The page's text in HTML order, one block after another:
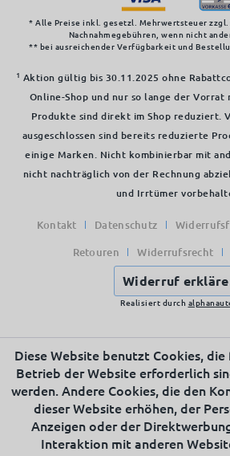
* Alle Preise inkl. gesetzl. Mehrwertsteuer zzgl.
Nachnahmegebühren, wenn nicht
** bei ausreichender Verfügbarkeit und
1 Aktion gültig bis 30.11.2025 ohne
Online-Shop und nur so lange der Vorrat
Produkte sind direkt im Shop reduziert.
ausgeschlossen sind bereits reduzierte
einige Marken. Nicht kombinierbar mit
nicht nachträglich von der Rechnung
und Irrtümer
Kontakt Datenschutz
Retouren
Widerrufsrecht
Widerruf
Realisiert durch
Diese Website benutzt Cookies,
Betrieb der Website erforderlich
werden. Andere Cookies, die den
dieser Website erhöhen, der
Anzeigen oder der
Interaktion mit anderen